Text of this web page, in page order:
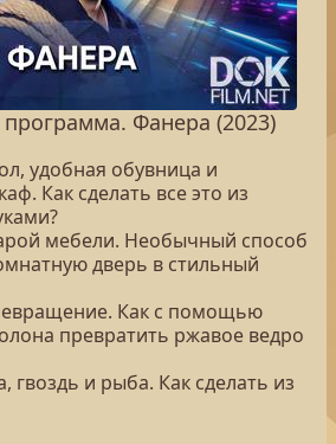
Фанера (2023)
удобная обувница и
Как сделать все это из
мебели. Необычный способ
дверь в стильный
Как с помощью
превратить ржавое ведро
гвоздь и рыба. Как сделать из